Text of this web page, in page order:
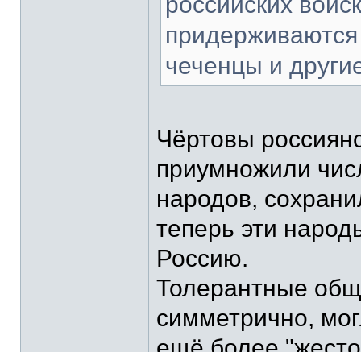
чеченцы и
Чёртовы
приумножили
народов,
теперь эти
Россию.
Толерантные
симметрично,